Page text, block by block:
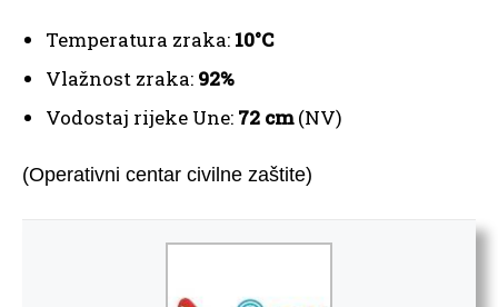
Temperatura zraka: 10°C
Vlažnost zraka: 92%
Vodostaj rijeke Une: 72 cm(NV)
(Operativni centar civilne zaštite)